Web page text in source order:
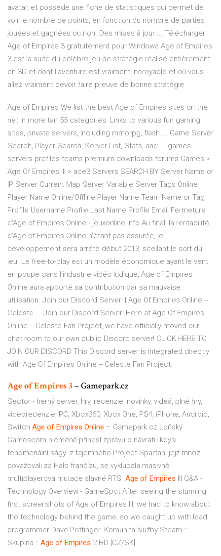
avatar, et possède une fiche de statistiques qui permet de
voir le nombre de points, en fonction du nombre de parties
jouées et gagnées ou non. Des mises à jour ... Télécharger
Age of Empires 3 gratuitement pour Windows Age of Empires
3 est la suite du célèbre jeu de stratégie réalisé entièrement
en 3D et dont l'aventure est vraiment incroyable et où vous
allez vraiment devoir faire preuve de bonne stratégie.
Age of Empires We list the best Age of Empires sites on the
net in more tan 55 categories. Links to various fun gaming
sites, private servers, including mmorpg, flash ... Game Server
Search, Player Search, Server List, Stats, and ... games
servers profiles teams premium downloads forums Games >
Age Of Empires III > aoe3 Servers SEARCH BY Server Name or
IP Server Current Map Server Variable Server Tags Online
Player Name Online/Offline Player Name Team Name or Tag
Profile Username Profile Last Name Profile Email Fermeture
d'Age of Empires Online - jeuxonline.info Au final, la rentabilité
d'Age of Empires Online n'étant pas assurée, le
développement sera arrêté début 2013, scellant le sort du
jeu. Le free-to-play est un modèle économique ayant le vent
en poupe dans l'industrie vidéo ludique, Age of Empires
Online aura apporté sa contribution par sa mauvaise
utilisation. Join our Discord Server! | Age Of Empires Online --
Celeste ... Join our Discord Server! Here at Age Of Empires
Online -- Celeste Fan Project, we have officially moved our
chat room to our own public Discord server! CLICK HERE TO
JOIN OUR DISCORD This Discord server is integrated directly
with Age Of Empires Online -- Celeste Fan Project.
AgeofEmpires3– Gamepark.cz
Sector - herný server, hry, recenzie, novinky, videá, plné hry,
videorecenzie, PC, Xbox360, Xbox One, PS4, iPhone, Android,
Switch Age of Empires Online – Gamepark.cz Loňský
Gamescom nicméně přinesl zprávu o návratu kdysi
fenomenální ságy: z tajemného Project Spartan, jejž mnozí
považovali za Halo frančízu, se vyklubala masivně
multiplayerová mutace slavné RTS. Age of Empires III Q&A -
Technology Overview - GameSpot After seeing the stunning
first screenshots of Age of Empires III, we had to know about
the technology behind the game, so we caught up with lead
programmer Dave Pottinger. Komunita služby Steam ::
Skupina :: Age of Empires 2 HD [CZ/SK]